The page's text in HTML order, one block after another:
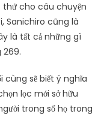
thứ cho câu chuyện
Sanichiro cũng là
là tất cả những gì
269.
cùng sẽ biết ý nghĩa
lọc mới sở hữu
trong số họ trong